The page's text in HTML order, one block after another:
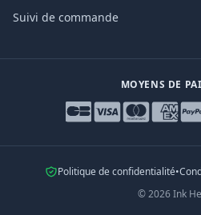
Suivi de commande
MOYENS DE
Politique de confidentialité•
©2026Ink